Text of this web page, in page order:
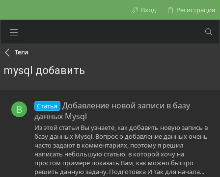
Вход Регистрация
Теги
mysql добавить
B Статья
Добавление новой записи в базу
данных Mysql
Из этой статьи Вы узнаете, как добавить новую запись в
базу данных Mysql. Вопрос о добавление данных очень
часто задают в комментариях, поэтому я решил
написать небольшую статью, в которой хочу на
простом примере показать Вам, как можно быстро
решить данную задачу. Подготовка И так для начала...